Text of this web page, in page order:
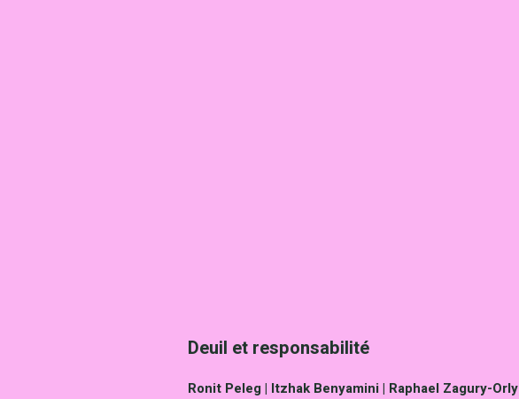
Deuil et responsabilité
​Ronit Peleg | Itzhak Benyamini | Raphael Zagury-Orly